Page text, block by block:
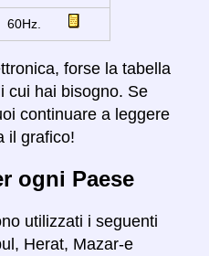
60Hz.
forse la tabella
cui hai bisogno. Se
continuare a leggere
il grafico!
ogni Paese
utilizzati i seguenti
Herat, Mazar-e